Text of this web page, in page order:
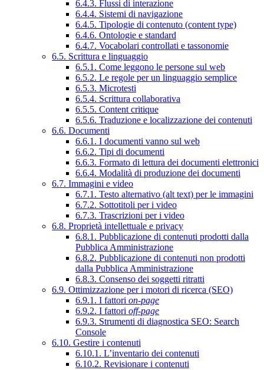
6.4.3. Flussi di interazione
6.4.4. Sistemi di navigazione
6.4.5. Tipologie di contenuto (content type)
6.4.6. Ontologie e standard
6.4.7. Vocabolari controllati e tassonomie
6.5. Scrittura e linguaggio
6.5.1. Come leggono le persone sul web
6.5.2. Le regole per un linguaggio semplice
6.5.3. Microtesti
6.5.4. Scrittura collaborativa
6.5.5. Content critique
6.5.6. Traduzione e localizzazione dei contenuti
6.6. Documenti
6.6.1. I documenti vanno sul web
6.6.2. Tipi di documenti
6.6.3. Formato di lettura dei documenti elettronici
6.6.4. Modalità di produzione dei documenti
6.7. Immagini e video
6.7.1. Testo alternativo (alt text) per le immagini
6.7.2. Sottotitoli per i video
6.7.3. Trascrizioni per i video
6.8. Proprietà intellettuale e privacy
6.8.1. Pubblicazione di contenuti prodotti dalla
Pubblica Amministrazione
6.8.2. Pubblicazione di contenuti non prodotti
dalla Pubblica Amministrazione
6.8.3. Consenso dei soggetti ritratti
6.9. Ottimizzazione per i motori di ricerca (SEO)
6.9.1. I fattori on-page
6.9.2. I fattori off-page
6.9.3. Strumenti di diagnostica SEO: Search
Console
6.10. Gestire i contenuti
6.10.1. L’inventario dei contenuti
6.10.2. Revisionare i contenuti